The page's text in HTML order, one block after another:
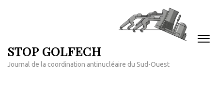
Entrée)
STOP GOLFECH
Journal de la coordination antinucléaire du Sud-Ouest